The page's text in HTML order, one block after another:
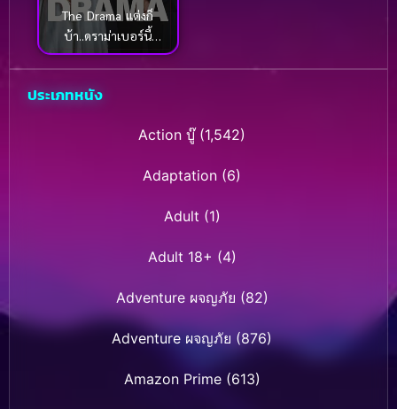
The Drama แต่งก็
บ้า..ดราม่าเบอร์นี้
(2026)
ประเภทหนัง
Action บู๊(1,542)
Adaptation (6)
Adult (1)
Adult 18+ (4)
Adventure ผจญภัย (82)
Adventure ผจญภัย (876)
Amazon Prime(613)